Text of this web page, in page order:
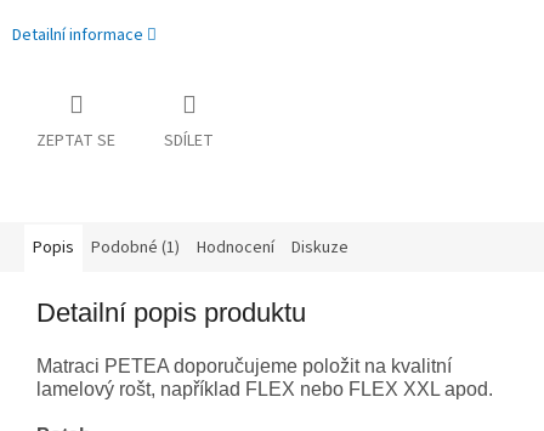
Detailní informace
ZEPTAT SE SDÍLET
Popis Podobné (1) Hodnocení Diskuze
Detailní popis produktu
Matraci PETEA doporučujeme položit na kvalitní
lamelový rošt, například FLEX nebo FLEX XXL apod.